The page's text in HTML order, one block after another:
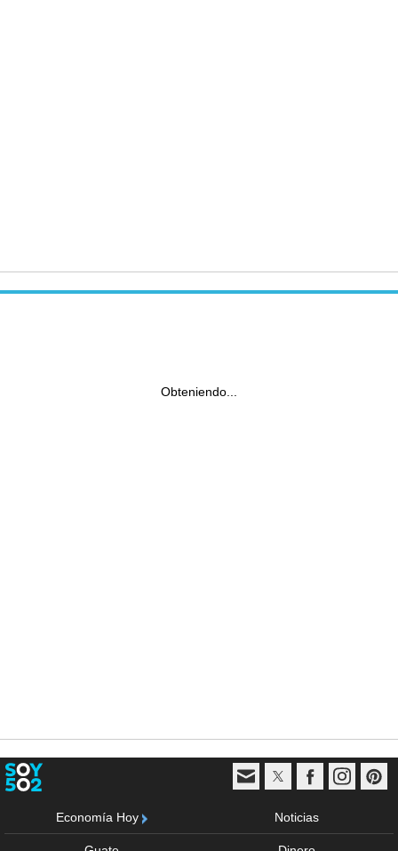
Obteniendo...
Economía Hoy Noticias